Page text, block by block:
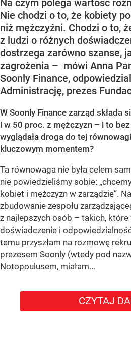
Na czym polega wartość
Nie chodzi o to, że kobiety
niż mężczyźni. Chodzi o to,
z ludzi o różnych
dostrzega zarówno szanse,
zagrożenia – mówi Anna
Soonly Finance,
Administrację, prezes
W Soonly Finance zarząd składa
i w 50 proc. z mężczyzn – i to
wyglądała droga do tej
kluczowym momentem?
Ta równowaga nie była celem
nie powiedzieliśmy sobie:
kobiet i mężczyzn w zarządzie”.
zbudowanie zespołu
z najlepszych osób – takich,
doświadczenie i
temu przyszłam na rozmowę
prezesem Soonly (wtedy pod
Notopoulusem, miałam...
CZYTAJ